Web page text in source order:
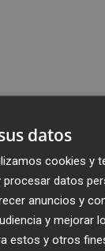
datos
cookies y
datos
anuncios y
y mejorar
estos y otros